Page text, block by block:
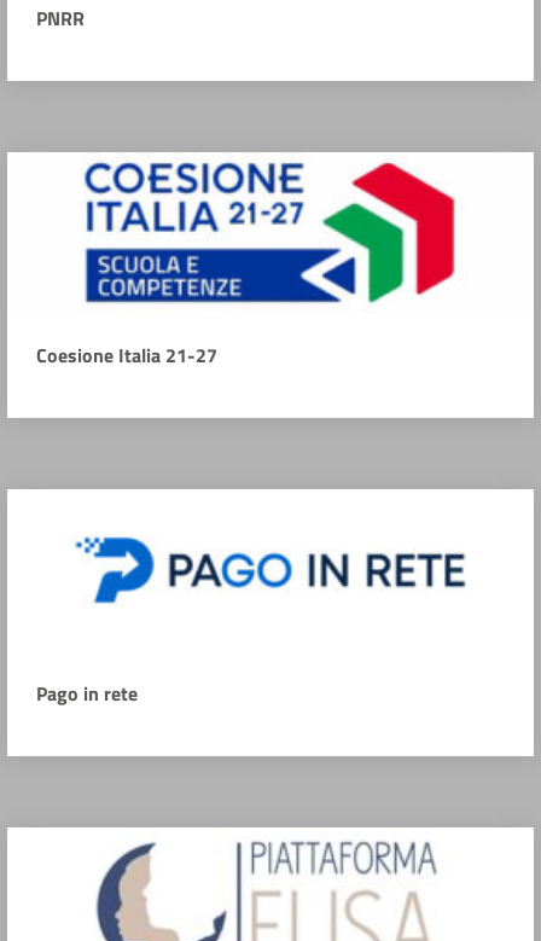
PNRR
Coesione Italia 21-27
Pago in rete